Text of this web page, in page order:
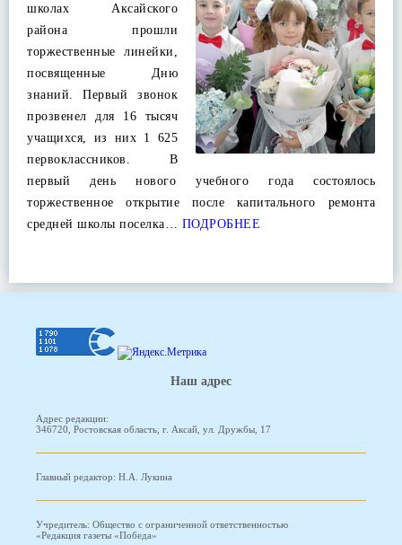
школах Аксайского
района прошли
торжественные линейки,
посвященные Дню
знаний. Первый звонок
прозвенел для 16 тысяч
учащихся, из них 1 625
первоклассников. В
первый день нового учебного года состоялось
торжественное открытие после капитального ремонта
средней школы поселка… ПОДРОБНЕЕ
Наш адрес
Адрес редакции:
346720, Ростовская область, г. Аксай, ул. Дружбы, 17
Главный редактор: Н.А. Лукина
Учредитель: Общество с ограниченной ответственностью
«Редакция газеты «Победа»